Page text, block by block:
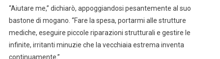
“Aiutare me,” dichiarò, appoggiandosi pesantemente al suo
bastone di mogano. “Fare la spesa, portarmi alle strutture
mediche, eseguire piccole riparazioni strutturali e gestire le
infinite, irritanti minuzie che la vecchiaia estrema inventa
continuamente.”